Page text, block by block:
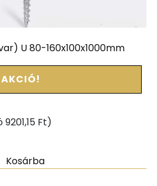
U 80-160x100x1000mm
AKCIÓ!
9201,15 Ft)
Kosárba